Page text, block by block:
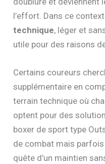
l’effort. Dans ce
technique, léger et
utile pour des raisons
Certains coureurs
supplémentaire en
terrain technique où
optent pour des
boxer de sport type
de combat mais
quête d’un maintien